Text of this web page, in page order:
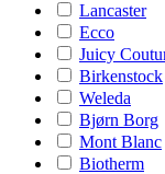
Lancaster
Ecco
Juicy
Birkenstock
Weleda
Bjørn Borg
Mont Blanc
Biotherm